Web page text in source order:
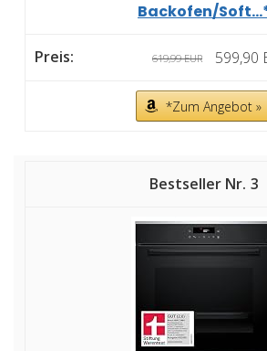
Backofen/
619,99 EUR 599,90
*Zum Angebot »
3